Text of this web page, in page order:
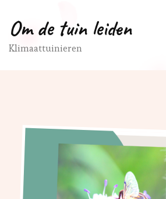
Om de tuin leiden
Klimaattuinieren